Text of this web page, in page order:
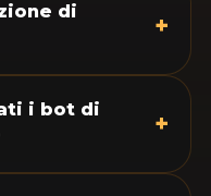
di
+
i bot di
+